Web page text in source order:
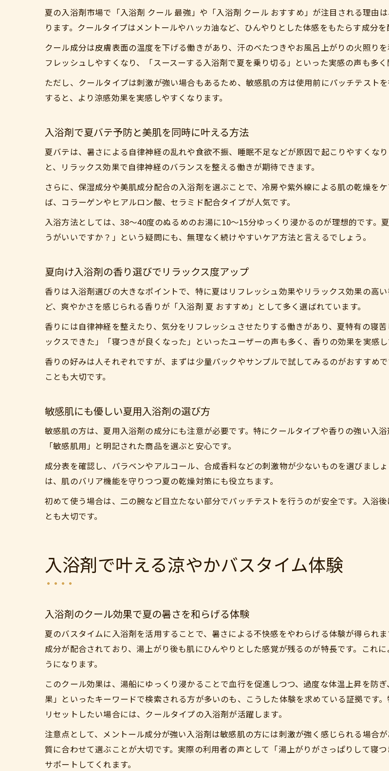
メントール配合入浴剤で涼感と安眠
夏の眠りに最適な入浴剤の選び方と
クール系入浴剤で快適な夏のバスタ
入浴剤の夏向けおすすめタイプを徹底解
入浴剤夏用で毎日のバスタイムが楽
肌悩みに寄り添う夏向け入浴剤の選び
夏の肌悩み対策に役立つ入浴剤の秘密
夏の乾燥や日焼けに入浴剤が効果的
入浴剤で夏の肌荒れを防ぐ成分と選
敏感肌にも安心な夏用入浴剤のポイン
夏の入浴剤市場で「入浴剤 クール 最強」や「入浴剤 クール おすすめ」が注目される理由
ります。クールタイプはメントールやハッカ油など、ひんやりとした体感をもたらす成分を
クール成分は皮膚表面の温度を下げる働きがあり、汗のべたつきやお風呂上がりの火照り
フレッシュしやすくなり、「スースーする入浴剤で夏を乗り切る」といった実感の声も多く
ただし、クールタイプは刺激が強い場合もあるため、敏感肌の方は使用前にパッチテスト
すると、より涼感効果を実感しやすくなります。
入浴剤で夏バテ予防と美肌を同時に叶える方法
夏バテは、暑さによる自律神経の乱れや食欲不振、睡眠不足などが原因で起こりやすくな
と、リラックス効果で自律神経のバランスを整える働きが期待できます。
さらに、保湿成分や美肌成分配合の入浴剤を選ぶことで、冷房や紫外線による肌の乾燥を
ば、コラーゲンやヒアルロン酸、セラミド配合タイプが人気です。
入浴方法としては、38～40度のぬるめのお湯に10～15分ゆっくり浸かるのが理想的です
うがいいですか？」という疑問にも、無理なく続けやすいケア方法と言えるでしょう。
夏向け入浴剤の香り選びでリラックス度アップ
香りは入浴剤選びの大きなポイントで、特に夏はリフレッシュ効果やリラックス効果の高
ど、爽やかさを感じられる香りが「入浴剤 夏 おすすめ」として多く選ばれています。
香りには自律神経を整えたり、気分をリフレッシュさせたりする働きがあり、夏特有の寝
ックスできた」「寝つきが良くなった」といったユーザーの声も多く、香りの効果を実感し
香りの好みは人それぞれですが、まずは少量パックやサンプルで試してみるのがおすすめ
ことも大切です。
敏感肌にも優しい夏用入浴剤の選び方
敏感肌の方は、夏用入浴剤の成分にも注意が必要です。特にクールタイプや香りの強い入
「敏感肌用」と明記された商品を選ぶと安心です。
成分表を確認し、パラベンやアルコール、合成香料などの刺激物が少ないものを選びまし
は、肌のバリア機能を守りつつ夏の乾燥対策にも役立ちます。
初めて使う場合は、二の腕など目立たない部分でパッチテストを行うのが安全です。入浴
とも大切です。
入浴剤で叶える涼やかバスタイム体験
入浴剤のクール効果で夏の暑さを和らげる体験
夏のバスタイムに入浴剤を活用することで、暑さによる不快感をやわらげる体験が得られ
成分が配合されており、湯上がり後も肌にひんやりとした感覚が残るのが特長です。これ
うになります。
このクール効果は、湯船にゆっくり浸かることで血行を促進しつつ、過度な体温上昇を防
果」といったキーワードで検索される方が多いのも、こうした体験を求めている証拠です
リセットしたい場合には、クールタイプの入浴剤が活躍します。
注意点として、メントール成分が強い入浴剤は敏感肌の方には刺激が強く感じられる場合
質に合わせて選ぶことが大切です。実際の利用者の声として「湯上がりがさっぱりして寝
サポートしてくれます。